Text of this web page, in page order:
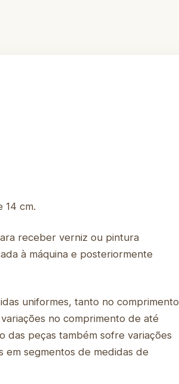
14 cm.
receber verniz ou pintura
à máquina e posteriormente
uniformes, tanto no comprimento
no comprimento de até
das peças também sofre variações
segmentos de medidas de